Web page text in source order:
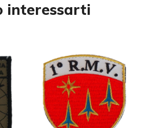
interessarti